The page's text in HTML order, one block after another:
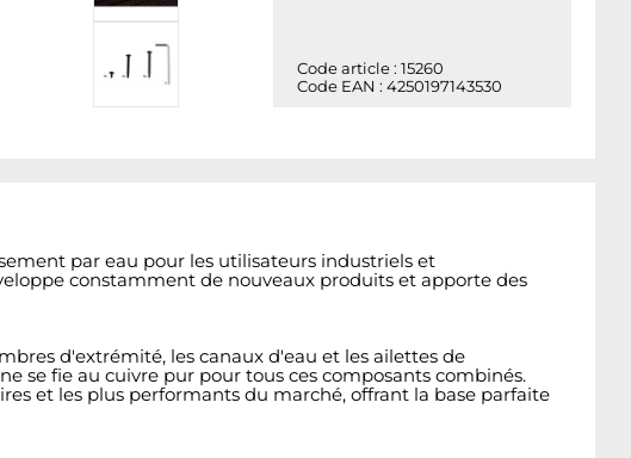
Code article : 15260
Code EAN : 4250197143530
par eau pour les utilisateurs industriels et
constamment de nouveaux produits et apporte des
d'extrémité, les canaux d'eau et les ailettes de
se fie au cuivre pur pour tous ces composants combinés.
et les plus performants du marché, offrant la base parfaite